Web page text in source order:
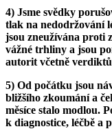
4) Jsme svědky
tlak na nedodržování
jsou zneužívána proti
vážné trhliny a jsou
autorit včetně
5) Od počátku jsou
bližšího zkoumání a
měsíce stalo modlou.
k diagnostice, léčbě a